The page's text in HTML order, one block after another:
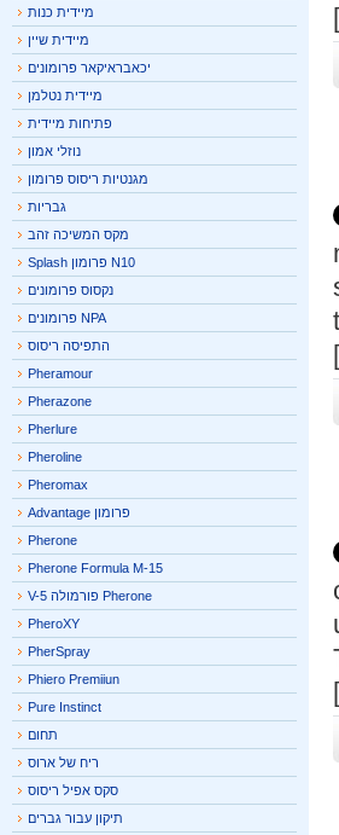
מיידית כנות
מיידית שיין
יכאבראיקאר פרומונים
מיידית נטלמן
פתיחות מיידית
נוזלי אמון
מגנטיות ריסוס פרומון
גבריות
מקס המשיכה זהב
N10 פרומון Splash
נקסוס פרומונים
NPA פרומונים
התפיסה ריסוס
Pheramour
Pherazone
Pherlure
Pheroline
Pheromax
פרומון Advantage
Pherone
Pherone Formula M-15
Pherone פורמולה V-5
PheroXY
PherSpray
Phiero Premiiun
Pure Instinct
תחום
ריח של ארוס
סקס אפיל ריסוס
תיקון עבור גברים